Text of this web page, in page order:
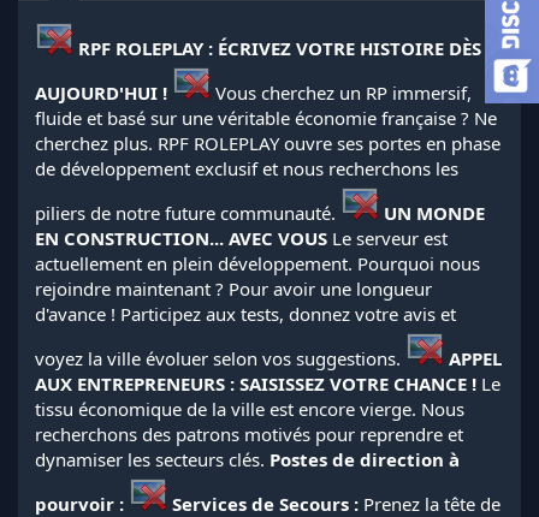
d
e
a
d
i
s
c
u
s
s
i
o
n
RPF ROLEPLAY : ÉCRIVEZ VOTRE HISTOIRE DÈS
AUJOURD'HUI !
Vous cherchez un RP immersif,
fluide et basé sur une véritable économie française ? Ne
cherchez plus. RPF ROLEPLAY ouvre ses portes en phase
de développement exclusif et nous recherchons les
piliers de notre future communauté.
UN MONDE
EN CONSTRUCTION... AVEC VOUS Le serveur est
actuellement en plein développement. Pourquoi nous
rejoindre maintenant ? Pour avoir une longueur
d'avance ! Participez aux tests, donnez votre avis et
voyez la ville évoluer selon vos suggestions.
APPEL
AUX ENTREPRENEURS : SAISISSEZ VOTRE CHANCE ! Le
tissu économique de la ville est encore vierge. Nous
recherchons des patrons motivés pour reprendre et
dynamiser les secteurs clés. Postes de direction à
pourvoir :
Services de Secours : Prenez la tête de